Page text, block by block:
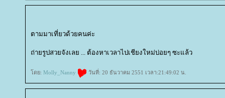
ตามมาเที่ยวด้วยคนค่ะ
ถ่ายรูปสวยจังเลย ... ต้องหาเวลาไปเชียงใหม่บ่อยๆ ซะแล้ว
ดย: Molly_Nanny วันที่: 20 ธันวาคม 2551 เวลา:21:49:02 น.